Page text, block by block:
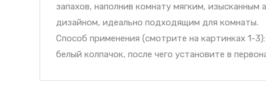
запахов, наполнив комнату мягким,
дизайном, идеально подходящим для комнаты.
Способ применения (смотрите на картинках 1-
белый колпачок, после чего установите в